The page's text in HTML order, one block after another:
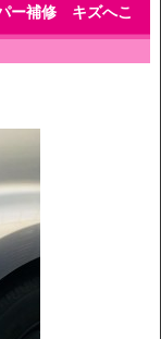
ー補修 キズへこ